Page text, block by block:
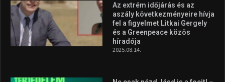
Az extrém időjárás és az
aszály következményeire hívja
fel a figyelmet Litkai Gergely
és a Greenpeace közös
híradója
2025.08.14.